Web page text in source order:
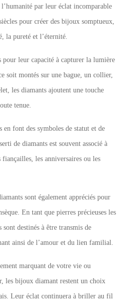
par leur éclat incomparable
pour créer des bijoux somptueux,
la pureté et l’éternité.
leur capacité à capturer la lumière
soit montés sur une bague, un collier,
les diamants ajoutent une touche
tenue.
en font des symboles de statut et de
de diamants est souvent associé à
fiançailles, les anniversaires ou les
sont également appréciés pour
En tant que pierres précieuses les
destinés à être transmis de
ainsi de l’amour et du lien familial.
marquant de votre vie ou
les bijoux diamant restent un choix
Leur éclat continuera à briller au fil